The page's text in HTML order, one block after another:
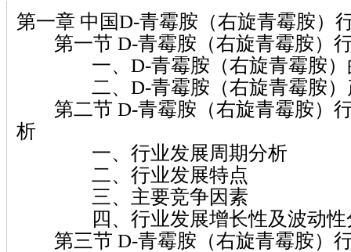
第一章 中国D-青霉胺（右旋青霉胺）
第一节 D-青霉胺（右旋青霉胺）
一、D-青霉胺（右旋青霉胺）
二、D-青霉胺（右旋青霉胺）
第二节 D-青霉胺（右旋青霉胺）
析
一、行业发展周期分析
二、行业发展特点
三、主要竞争因素
四、行业发展增长性及波动性
第三节 D-青霉胺（右旋青霉胺）